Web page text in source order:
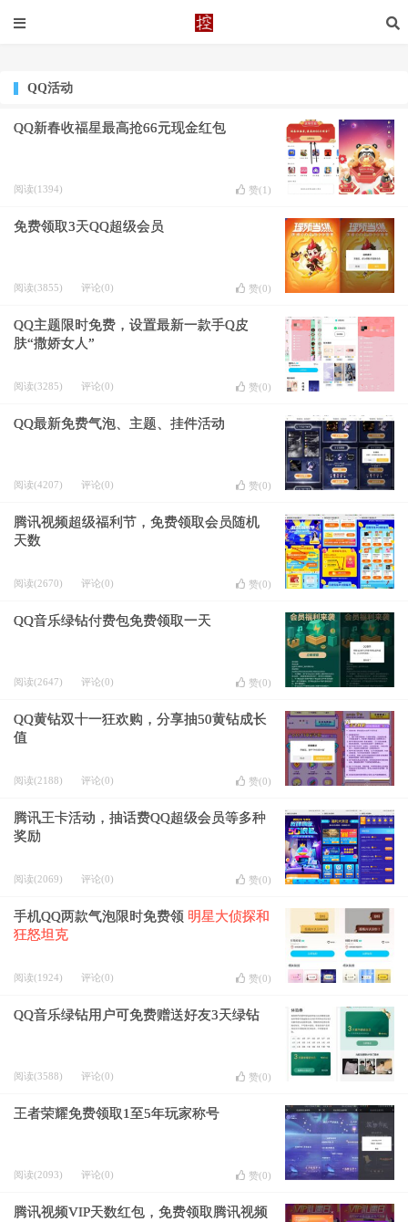
QQ活动
QQ新春收福星最高抢66元现金红包
阅读(1394) 赞(1 )
免费领取3天QQ超级会员
阅读(3855) 评论(0) 赞(0)
QQ主题限时免费，设置最新一款手Q皮
肤“撒娇女人”
阅读(3285) 评论(0) 赞(0)
QQ最新免费气泡、主题、挂件活动
阅读(4207) 评论(0) 赞(0)
腾讯视频超级福利节，免费领取会员随机
天数
阅读(2670) 评论(0) 赞(0)
QQ音乐绿钻付费包免费领取一天
阅读(2647) 评论(0) 赞(0)
QQ黄钻双十一狂欢购，分享抽50黄钻成长
值
阅读(2188) 评论(0) 赞(0)
腾讯王卡活动，抽话费QQ超级会员等多种
奖励
阅读(2069) 评论(0) 赞(0)
手机QQ两款气泡限时免费领 明星大侦探和
狂怒坦克
阅读(1924) 评论(0) 赞(0)
QQ音乐绿钻用户可免费赠送好友3天绿钻
阅读(3588) 评论(0) 赞(0)
王者荣耀免费领取1至5年玩家称号
阅读(2093) 评论(0) 赞(0)
腾讯视频VIP天数红包，免费领取腾讯视频